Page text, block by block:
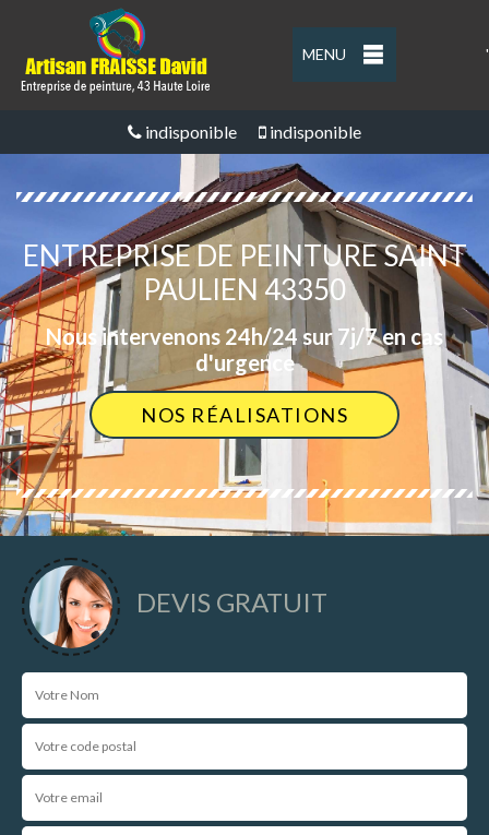
MENU '
indisponible indisponible
ENTREPRISE DE PEINTURE SAINT
PAULIEN 43350
Nous intervenons 24h/24 sur 7j/7 en cas
d'urgence
NOS RÉALISATIONS
DEVIS GRATUIT